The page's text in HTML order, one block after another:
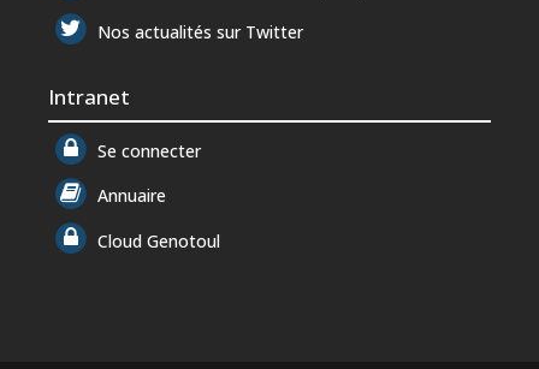
Nos actualités sur Twitter
Intranet
Se connecter
Annuaire
Cloud Genotoul